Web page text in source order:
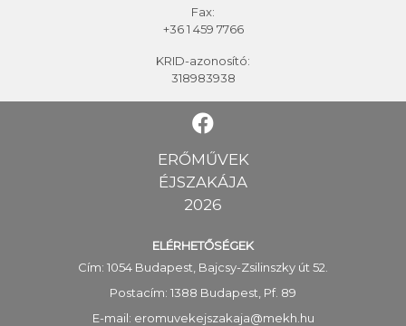
Fax:
+36 1 459 7766
KRID-azonosító:
318983938
ERŐMŰVEK
ÉJSZAKÁJA
2026
ELÉRHETŐSÉGEK
Cím: 1054 Budapest, Bajcsy-Zsilinszky út 52.
Postacím: 1388 Budapest, Pf. 89
E-mail: eromuvekejszakaja@mekh.hu